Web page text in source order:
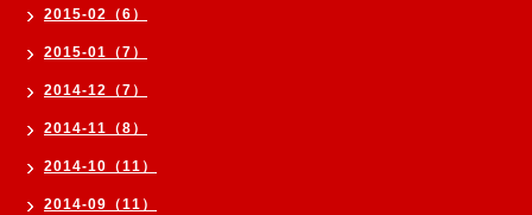
2015-02（6）
2015-01（7）
2014-12（7）
2014-11（8）
2014-10（11）
2014-09（11）